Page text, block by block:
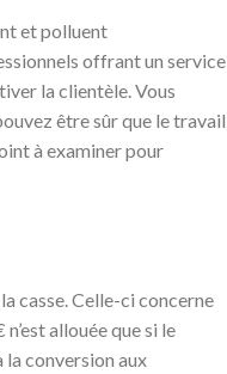
et polluent
offrant un service
la clientèle. Vous
être sûr que le travail
à examiner pour
casse. Celle-ci concerne
allouée que si le
la conversion aux